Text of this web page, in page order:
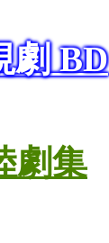
劇 BD
劇集